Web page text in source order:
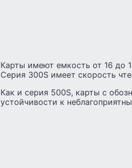
Карты имеют емкость от 16 до
Серия 300S имеет скорость
Как и серия 500S, карты с
устойчивости к